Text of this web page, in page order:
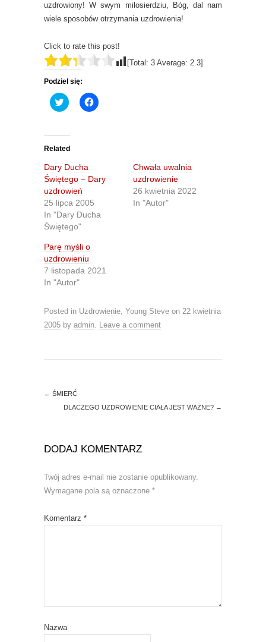
uzdrowiony! W swym milosierdziu, Bóg, dal nam
wiele sposobów otrzymania uzdrowienia!
Click to rate this post!
[Total: 3 Average: 2.3]
Podziel się:
C
l
t
o
s
h
a
r
e
o
n
T
w
i
t
e
r
(
O
p
e
i
n
n
e
n
)
C
l
r
e
a
(
s
i
n
i
Related
Dary Ducha
Świętego – Dary
uzdrowień
25 lipca 2005
In "Dary Ducha
Świętego"
Chwała uwalnia
uzdrowienie
26 kwietnia 2022
In "Autor"
Parę myśli o
uzdrowieniu
7 listopada 2021
In "Autor"
Posted in Uzdrowienie, Young Steve on 22 kwietnia
2005 by admin. Leave a comment
← ŚMIERĆ
DLACZEGO UZDROWIENIE CIAŁA JEST WAŻNE? →
DODAJ KOMENTARZ
Twój adres e-mail nie zostanie opublikowany.
Wymagane pola są oznaczone *
Komentarz *
Nazwa